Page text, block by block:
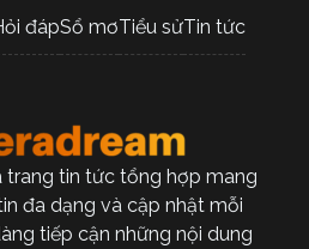
đápSổ mơTiểu sửTin tức
trang tin tức tổng hợp mang
đa dạng và cập nhật mỗi
tiếp cận những nội dung